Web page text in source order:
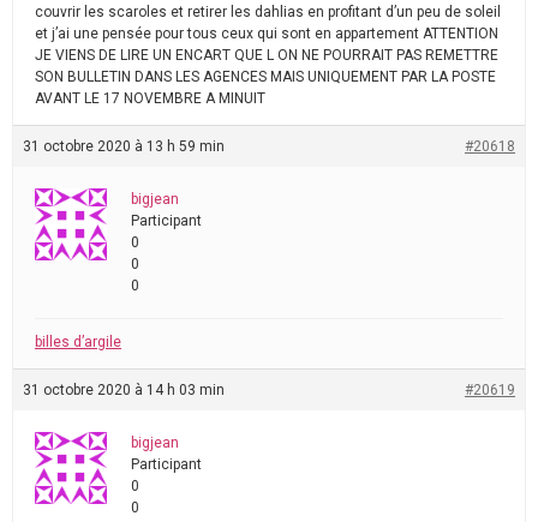
couvrir les scaroles et retirer les dahlias en profitant d’un peu de soleil
et j’ai une pensée pour tous ceux qui sont en appartement ATTENTION
JE VIENS DE LIRE UN ENCART QUE L ON NE POURRAIT PAS REMETTRE
SON BULLETIN DANS LES AGENCES MAIS UNIQUEMENT PAR LA POSTE
AVANT LE 17 NOVEMBRE A MINUIT
31 octobre 2020 à 13 h 59 min #20618
bigjean
Participant
0
0
0
billes d’argile
31 octobre 2020 à 14 h 03 min #20619
bigjean
Participant
0
0